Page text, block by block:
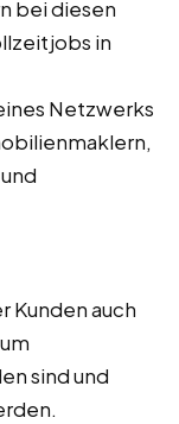
bei diesen
in
Netzwerks
Kunden auch
sind und